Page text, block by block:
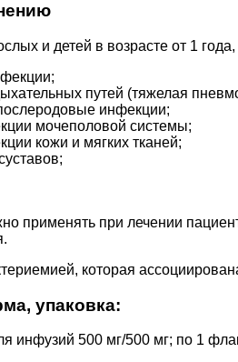
и детей в возрасте от 1
путей (тяжелая
инфекции;
мочеполовой системы;
кожи и мягких тканей;
применять при лечении
которая
упаковка:
инфузий 500 мг/500 мг; по 1